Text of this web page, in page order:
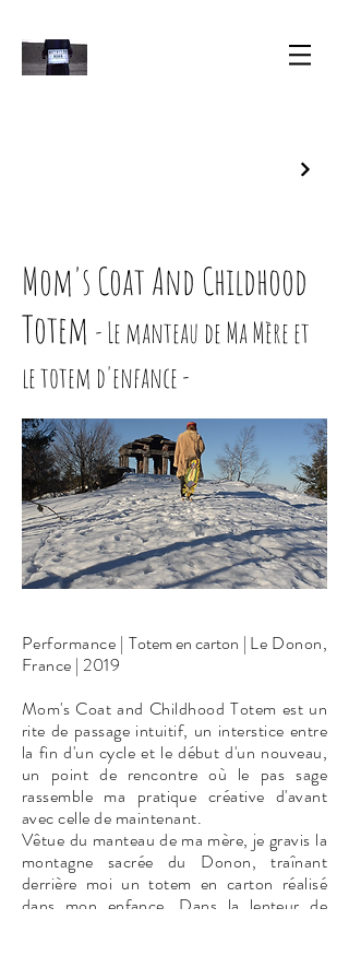
Mom's Coat And Childhood
Totem - Le manteau de Ma Mère et
le totem d'enfance -
Performance | Totem en carton | Le Donon,
France | 2019
Mom's Coat and Childhood Totem est un
rite de passage intuitif, un interstice entre
la fin d'un cycle et le début d'un nouveau,
un point de rencontre où le pas sage
rassemble ma pratique créative d'avant
avec celle de maintenant.
Vêtue du manteau de ma mère, je gravis la
montagne sacrée du Donon, traînant
derrière moi un totem en carton réalisé
dans mon enfance. Dans la lenteur de